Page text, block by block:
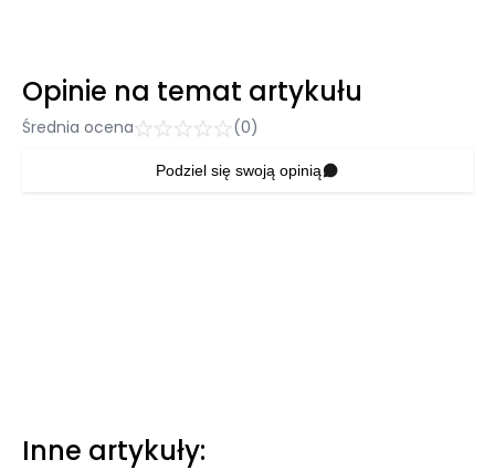
Opinie na temat artykułu
Średnia ocena (0)
Podziel się swoją opinią
Inne artykuły: